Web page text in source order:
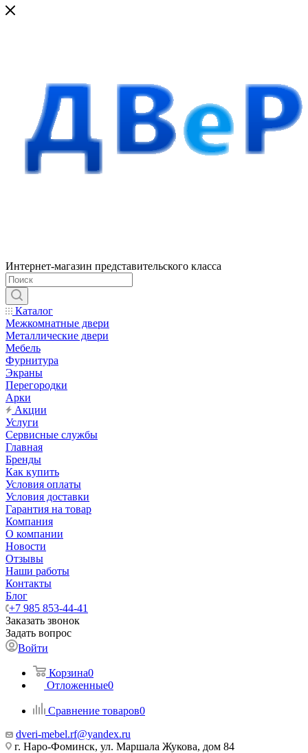
Интернет-магазин представительского класса
Каталог
Межкомнатные двери
Металлические двери
Мебель
Фурнитура
Экраны
Перегородки
Арки
Акции
Услуги
Сервисные службы
Главная
Бренды
Как купить
Условия оплаты
Условия доставки
Гарантия на товар
Компания
О компании
Новости
Отзывы
Наши работы
Контакты
Блог
+7 985 853-44-41
Заказать звонок
Задать вопрос
Войти
Корзина0
Отложенные0
Сравнение товаров0
dveri-mebel.rf@yandex.ru
г. Наро-Фоминск, ул. Маршала Жукова, дом 84